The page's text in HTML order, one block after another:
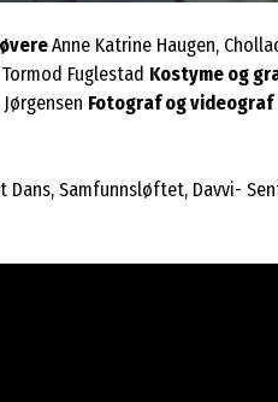
Anne Katrine Haugen,
Tormod Fuglestad Kostyme og
Fotograf og videograf
Samfunnsløftet, Davvi-